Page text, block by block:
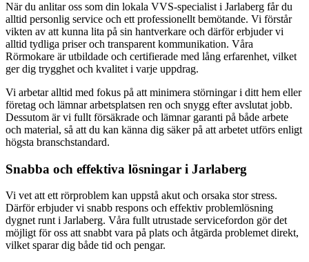
När du anlitar oss som din lokala VVS-specialist i Jarlaberg får du
alltid personlig service och ett professionellt bemötande. Vi förstår
vikten av att kunna lita på sin hantverkare och därför erbjuder vi
alltid tydliga priser och transparent kommunikation. Våra
Rörmokare är utbildade och certifierade med lång erfarenhet, vilket
ger dig trygghet och kvalitet i varje uppdrag.
Vi arbetar alltid med fokus på att minimera störningar i ditt hem eller
företag och lämnar arbetsplatsen ren och snygg efter avslutat jobb.
Dessutom är vi fullt försäkrade och lämnar garanti på både arbete
och material, så att du kan känna dig säker på att arbetet utförs enligt
högsta branschstandard.
Snabba och effektiva lösningar i Jarlaberg
Vi vet att ett rörproblem kan uppstå akut och orsaka stor stress.
Därför erbjuder vi snabb respons och effektiv problemlösning
dygnet runt i Jarlaberg. Våra fullt utrustade servicefordon gör det
möjligt för oss att snabbt vara på plats och åtgärda problemet direkt,
vilket sparar dig både tid och pengar.